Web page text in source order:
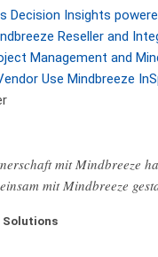
Decision Insights
Reseller and
Management and
Use Mindbreeze
mit Mindbreeze
mit Mindbreeze
Solutions